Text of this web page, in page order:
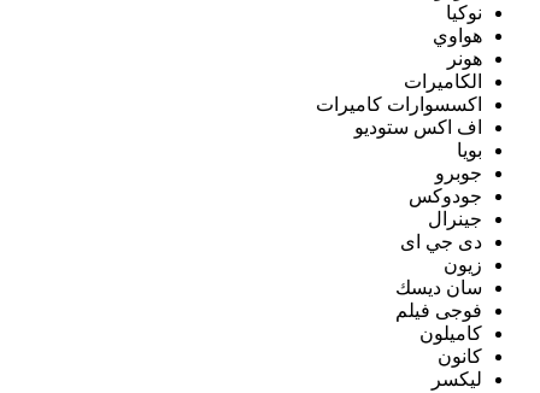
نوكيا
هواوي
هونر
الكاميرات
اكسسوارات كاميرات
اف اكس ستوديو
بويا
جوبرو
جودوكس
جينرال
دى جي اى
زيون
سان ديسك
فوجى فيلم
كاميلون
كانون
ليكسر